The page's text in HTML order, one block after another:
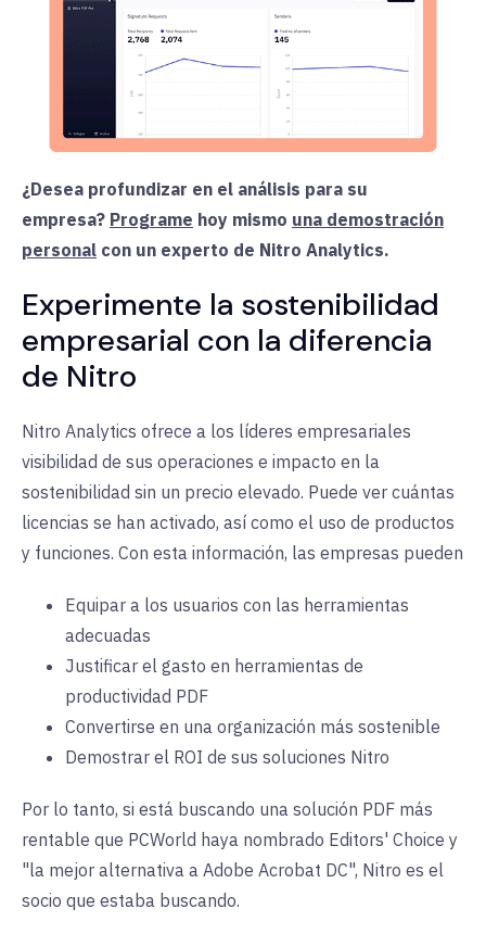
¿Desea profundizar en el análisis para su
empresa? Programe hoy mismo una demostración
personal con un experto de Nitro Analytics.
Experimente la sostenibilidad
empresarial con la diferencia
de Nitro
Nitro Analytics ofrece a los líderes empresariales
visibilidad de sus operaciones e impacto en la
sostenibilidad sin un precio elevado. Puede ver cuántas
licencias se han activado, así como el uso de productos
y funciones. Con esta información, las empresas pueden
Equipar a los usuarios con las herramientas
adecuadas
Justificar el gasto en herramientas de
productividad PDF
Convertirse en una organización más sostenible
Demostrar el ROI de sus soluciones Nitro
Por lo tanto, si está buscando una solución PDF más
rentable que PCWorld haya nombrado Editors' Choice y
"la mejor alternativa a Adobe Acrobat DC", Nitro es el
socio que estaba buscando.